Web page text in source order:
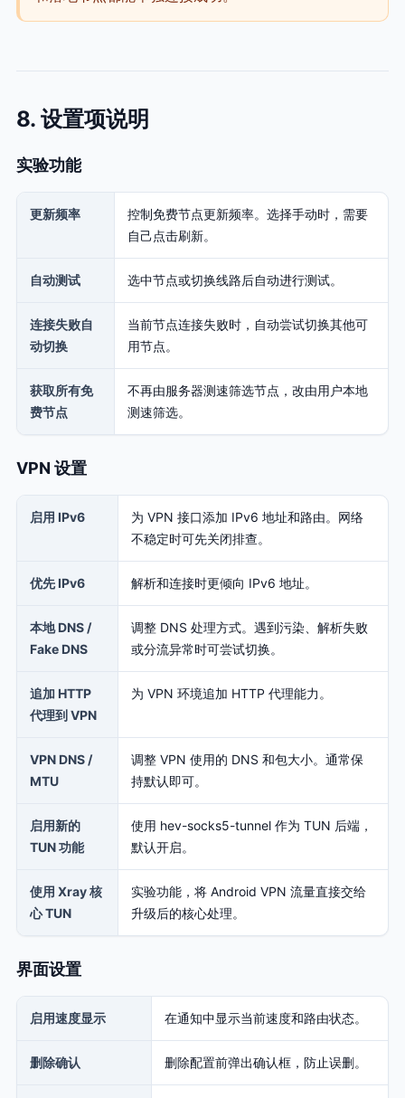
8. 设置项说明
实验功能
更新频率
控制免费节点更新频率。选择手动时，需要
自己点击刷新。
自动测试 选中节点或切换线路后自动进行测试。
连接失败自
动切换
当前节点连接失败时，自动尝试切换其他可
用节点。
获取所有免
费节点
不再由服务器测速筛选节点，改由用户本地
测速筛选。
VPN 设置
启用 IPv6
为 VPN 接口添加 IPv6 地址和路由。网络
不稳定时可先关闭排查。
优先 IPv6 解析和连接时更倾向 IPv6 地址。
本地 DNS /
Fake DNS
调整 DNS 处理方式。遇到污染、解析失败
或分流异常时可尝试切换。
追加 HTTP
代理到 VPN
为 VPN 环境追加 HTTP 代理能力。
VPN DNS /
MTU
调整 VPN 使用的 DNS 和包大小。通常保
持默认即可。
启用新的
TUN 功能
使用 hev-socks5-tunnel 作为 TUN 后端，
默认开启。
使用 Xray 核
心 TUN
实验功能，将 Android VPN 流量直接交给
升级后的核心处理。
界面设置
启用速度显示 在通知中显示当前速度和路由状态。
删除确认 删除配置前弹出确认框，防止误删。